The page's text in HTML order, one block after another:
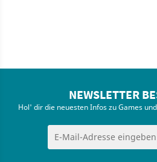
NEWSLETTER
Hol' dir die neuesten Infos zu Games